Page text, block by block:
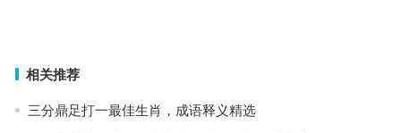
相关推荐
三分鼎足打一最佳生肖，成语释义精选